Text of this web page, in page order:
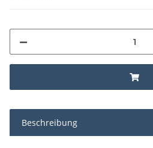
Beschreibung